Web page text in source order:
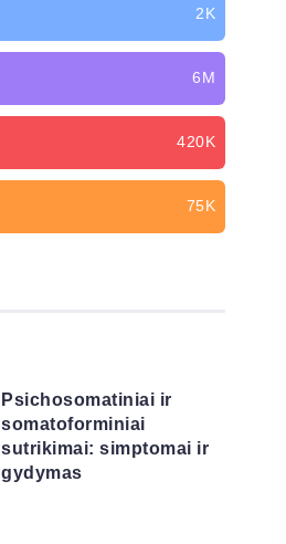
2K
6M
420K
75K
Psichosomatiniai ir
somatoforminiai
sutrikimai: simptomai ir
gydymas